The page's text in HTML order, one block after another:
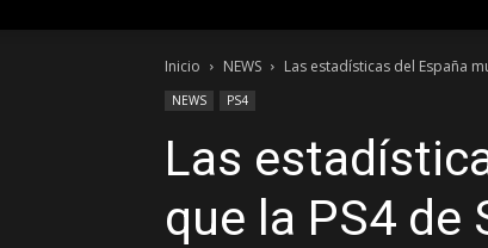
Inicio NEWS Las estadísticas del España
NEWS PS4
Las
que la PS4 de